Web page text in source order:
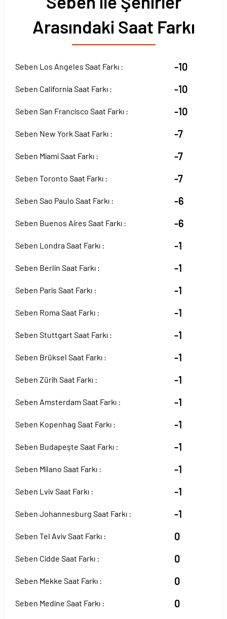
Arasındaki Saat Farkı
Seben Los Angeles Saat Farkı : -10
Seben California Saat Farkı : -10
Seben San Francisco Saat Farkı : -10
Seben New York Saat Farkı : -7
Seben Miami Saat Farkı : -7
Seben Toronto Saat Farkı : -7
Seben Sao Paulo Saat Farkı : -6
Seben Buenos Aires Saat Farkı : -6
Seben Londra Saat Farkı : -1
Seben Berlin Saat Farkı : -1
Seben Paris Saat Farkı : -1
Seben Roma Saat Farkı : -1
Seben Stuttgart Saat Farkı : -1
Seben Brüksel Saat Farkı : -1
Seben Zürih Saat Farkı : -1
Seben Amsterdam Saat Farkı : -1
Seben Kopenhag Saat Farkı : -1
Seben Budapeşte Saat Farkı : -1
Seben Milano Saat Farkı : -1
Seben Lviv Saat Farkı : -1
Seben Johannesburg Saat Farkı : -1
Seben Tel Aviv Saat Farkı : 0
Seben Cidde Saat Farkı : 0
Seben Mekke Saat Farkı : 0
Seben Medine Saat Farkı : 0